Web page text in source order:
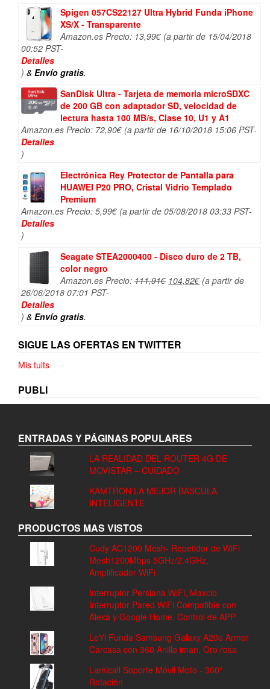
Spigen 057CS22127 Ultra Hybrid Funda iPhone
XS/X - Transparente
Amazon.es Precio: 13,99€ (a partir de 15/04/2018
00:52 PST-
Detalles
) & Envío gratis.
SanDisk Ultra - Tarjeta de memoria microSDXC
de 200 GB con adaptador SD, velocidad de
lectura hasta 100 MB/s, Clase 10, U1 y A1
Amazon.es Precio: 72,90€ (a partir de 16/10/2018 15:06 PST-
Detalles
)
Electrónica Rey Protector de Pantalla para
HUAWEI P20 PRO, Cristal Vidrio Templado
Premium
Amazon.es Precio: 5,99€ (a partir de 05/08/2018 03:33 PST-
Detalles
)
Seagate STEA2000400 - Disco duro de 2 TB,
color negro
Amazon.es Precio: 111,91€ El
104,82€El(a partir de
26/06/2018 07:01 PST-
Detalles
) & Envío gratis.
SIGUE LAS OFERTAS EN TWITTER
Mis tuits
PUBLI
ENTRADAS Y PÁGINAS POPULARES
LA REALIDAD DEL ROUTER 4G DE
MOVISTAR – CUIDADO
KAMTRON LA MEJOR BASCULA
INTELIGENTE
PRODUCTOS MAS VISTOS
Cudy AC1200 Mesh- Repetidor de WiFi
Mesh1200Mbps 5GHz/2.4GHz,
Amplificador WiFi
Interruptor Persiana WiFi, Maxcio
Interruptor Pared WiFi Compatible con
Alexa y Google Home, Control de APP
LeYi Funda Samsung Galaxy A20e Armor
Carcasa con 360 Anillo iman, Oro rosa
Lamicall Soporte Móvil Moto - 360°
Rotación